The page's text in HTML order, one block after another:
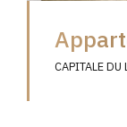
CAPITALE DU